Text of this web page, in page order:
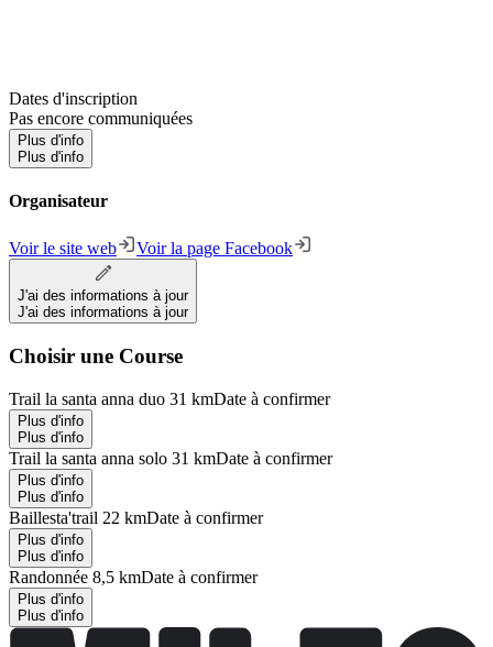
Dates d'inscription
Pas encore communiquées
Plus d'info
Plus d'info
Organisateur
Voir le site web Voir la page Facebook
J'ai des informations à jour
J'ai des informations à jour
Choisir une Course
Trail la santa anna duo 31 kmDate à confirmer
Plus d'info
Plus d'info
Trail la santa anna solo 31 kmDate à confirmer
Plus d'info
Plus d'info
Baillesta'trail 22 kmDate à confirmer
Plus d'info
Plus d'info
Randonnée 8,5 kmDate à confirmer
Plus d'info
Plus d'info